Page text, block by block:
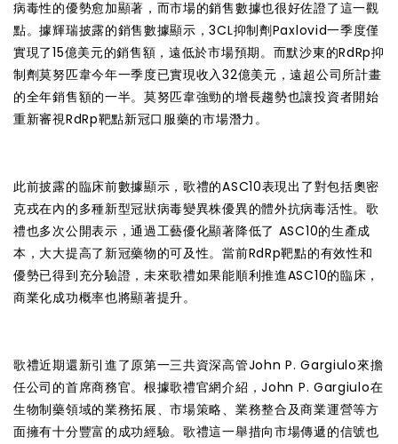
病毒性的優勢愈加顯著，而市場的銷售數據也很好佐證了這一觀
點。據輝瑞披露的銷售數據顯示，3CL抑制劑Paxlovid一季度僅
實現了15億美元的銷售額，遠低於市場預期。而默沙東的RdRp抑
制劑莫努匹韋今年一季度已實現收入32億美元，遠超公司所計畫
的全年銷售額的一半。莫努匹韋強勁的增長趨勢也讓投資者開始
重新審視RdRp靶點新冠口服藥的市場潛力。
此前披露的臨床前數據顯示，歌禮的ASC10表現出了對包括奧密
克戎在內的多種新型冠狀病毒變異株優異的體外抗病毒活性。歌
禮也多次公開表示，通過工藝優化顯著降低了 ASC10的生產成
本，大大提高了新冠藥物的可及性。當前RdRp靶點的有效性和
優勢已得到充分驗證，未來歌禮如果能順利推進ASC10的臨床，
商業化成功概率也將顯著提升。
歌禮近期還新引進了原第一三共資深高管John P. Gargiulo來擔
任公司的首席商務官。根據歌禮官網介紹，John P. Gargiulo在
生物制藥領域的業務拓展、市場策略、業務整合及商業運營等方
面擁有十分豐富的成功經驗。歌禮這一舉措向市場傳遞的信號也